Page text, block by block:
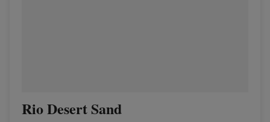
Rio Desert Sand